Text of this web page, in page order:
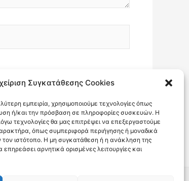
Συγκατάθεσης Cookies
εμπειρία, χρησιμοποιούμε τεχνολογίες όπως
ή/και την πρόσβαση σε πληροφορίες συσκευών. Η
τεχνολογίες θα μας επιτρέψει να επεξεργαστούμε
όπως συμπεριφορά περιήγησης ή μοναδικά
ιστότοπο. Η μη συγκατάθεση ή η ανάκληση της
αρνητικά ορισμένες λειτουργίες και